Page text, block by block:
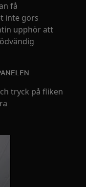
få
inte görs
upphör att
tryck på fliken